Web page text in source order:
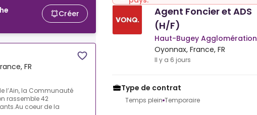
Créer
FR
l’Ain, la Communauté
rassemble 42
coeur de la
Agent Foncier et ADS
(H/F)
Haut-Bugey Agglomération
Oyonnax, France, FR
Il y a 6 jours
Type de contrat
Temps plein Temporaire